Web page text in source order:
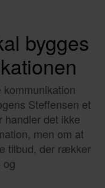
bygges
Steffensen et
handler det ikke
men om at
tilbud, der rækker
og